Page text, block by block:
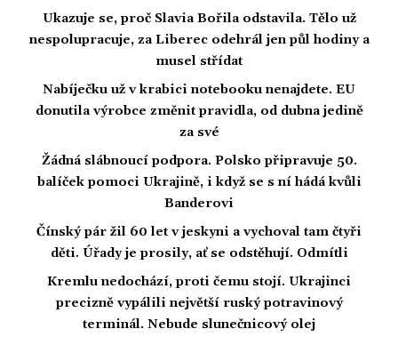
Ukazuje se, proč Slavia Bořila odstavila. Tělo už
nespolupracuje, za Liberec odehrál jen půl hodiny a
musel střídat
Nabíječku už v krabici notebooku nenajdete. EU
donutila výrobce změnit pravidla, od dubna jedině
za své
Žádná slábnoucí podpora. Polsko připravuje 50.
balíček pomoci Ukrajině, i když se s ní hádá kvůli
Banderovi
Čínský pár žil 60 let v jeskyni a vychoval tam čtyři
děti. Úřady je prosily, ať se odstěhují. Odmítli
Kremlu nedochází, proti čemu stojí. Ukrajinci
precizně vypálili největší ruský potravinový
terminál. Nebude slunečnicový olej